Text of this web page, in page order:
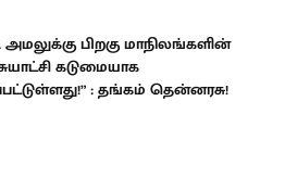
அமலுக்கு பிறகு மாநிலங்களின்
கடுமையாக
: தங்கம் தென்னரசு!